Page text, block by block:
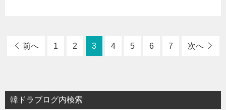
前へ 1 2 3 4 5 6 7 次へ
韓ドラブログ内検索